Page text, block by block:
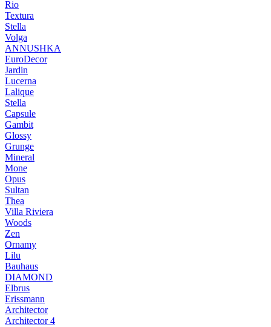
Rio
Textura
Stella
Volga
ANNUSHKA
EuroDecor
Jardin
Lucerna
Lalique
Stella
Capsule
Gambit
Glossy
Grunge
Mineral
Mone
Opus
Sultan
Thea
Villa Riviera
Woods
Zen
Ornamy
Lilu
Bauhaus
DIAMOND
Elbrus
Erissmann
Architector
Architector 4